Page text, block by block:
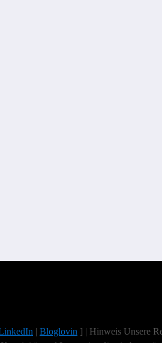
| Bloglovin ] | Hinweis Unsere